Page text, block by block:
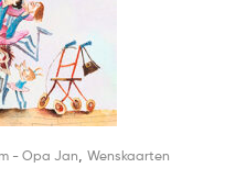
- Opa Jan, Wenskaarten